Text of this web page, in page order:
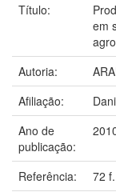
Título:
em
Autoria:
Afiliação:
Ano de
publicação:
Referência:
72 f.